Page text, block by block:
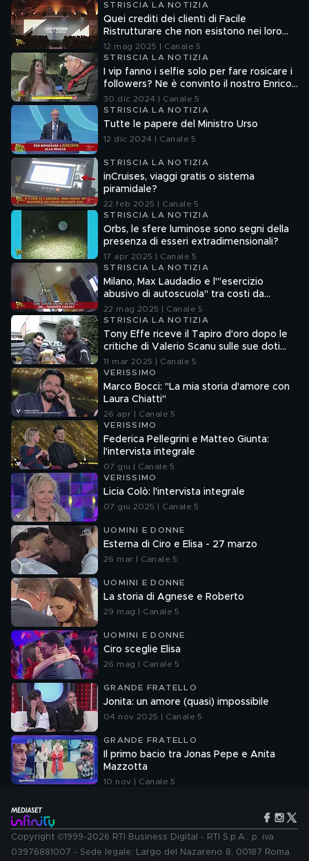
STRISCIA LA NOTIZIA
Quei crediti dei clienti di Facile
Ristrutturare che non esistono nei loro
sistemi informatici
12 mag 2025 | Canale 5
STRISCIA LA NOTIZIA
I vip fanno i selfie solo per fare rosicare i
followers? Ne è convinto il nostro Enrico
Lucci
30 dic 2024 | Canale 5
STRISCIA LA NOTIZIA
Tutte le papere del Ministro Urso
12 dic 2024 | Canale 5
STRISCIA LA NOTIZIA
inCruises, viaggi gratis o sistema
piramidale?
22 feb 2025 | Canale 5
STRISCIA LA NOTIZIA
Orbs, le sfere luminose sono segni della
presenza di esseri extradimensionali?
17 apr 2025 | Canale 5
STRISCIA LA NOTIZIA
Milano, Max Laudadio e l'"esercizio
abusivo di autoscuola" tra costi da
capogiro e pratiche commerciali
scorrette
22 mag 2025 | Canale 5
STRISCIA LA NOTIZIA
Tony Effe riceve il Tapiro d'oro dopo le
critiche di Valerio Scanu sulle sue doti
canore
11 mar 2025 | Canale 5
VERISSIMO
Marco Bocci: "La mia storia d'amore con
Laura Chiatti"
26 apr | Canale 5
VERISSIMO
Federica Pellegrini e Matteo Giunta:
l'intervista integrale
07 giu | Canale 5
VERISSIMO
Licia Colò: l'intervista integrale
07 giu 2025 | Canale 5
UOMINI E DONNE
Esterna di Ciro e Elisa - 27 marzo
26 mar | Canale 5
UOMINI E DONNE
La storia di Agnese e Roberto
29 mag | Canale 5
UOMINI E DONNE
Ciro sceglie Elisa
26 mag | Canale 5
GRANDE FRATELLO
Jonita: un amore (quasi) impossibile
04 nov 2025 | Canale 5
GRANDE FRATELLO
Il primo bacio tra Jonas Pepe e Anita
Mazzotta
10 nov | Canale 5
Copyright ©1999-2026 RTI Business Digital - RTI S.p.A.: p. iva
03976881007 - Sede legale: Largo del Nazareno 8, 00187 Roma.